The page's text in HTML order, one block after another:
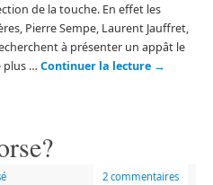
de la touche. En effet les
Pierre Sempe, Laurent Jauffret,
à présenter un appât le
plus … Continuer la lecture →
2 commentaires